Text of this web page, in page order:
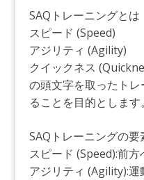
SAQトレーニングとは
スピード (Speed)
アジリティ (Agility)
クイックネス
の頭文字を取ったト
ることを目的とします。
SAQトレーニングの要
スピード (Speed):前方
アジリティ (Agility):